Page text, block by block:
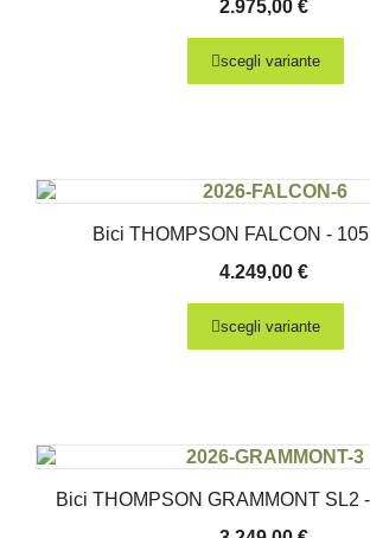
2.975,00 €
scegli variante
Bici THOMPSON FALCON -
4.249,00 €
scegli variante
Bici THOMPSON GRAMMONT SL2